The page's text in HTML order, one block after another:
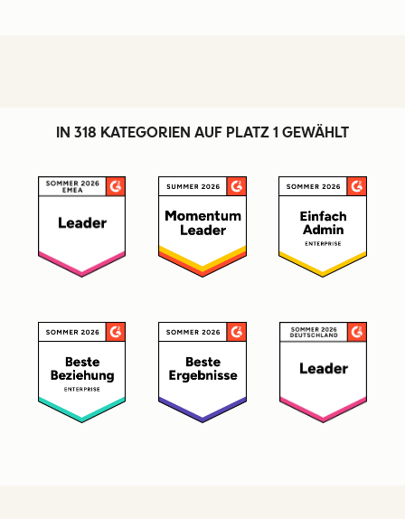
IN 318 KATEGORIEN AUF PLATZ 1 GEWÄHLT